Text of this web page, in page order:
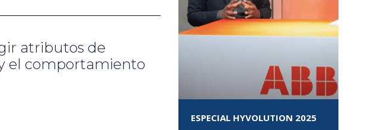
atributos de
el comportamiento
ESPECIAL HYVOLUTION 2025